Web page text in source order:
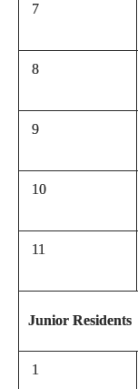
7
8
9
10
11
Junior Residents
1